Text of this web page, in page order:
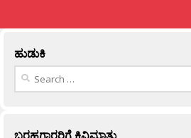
ಹುಡುಕಿ
Search